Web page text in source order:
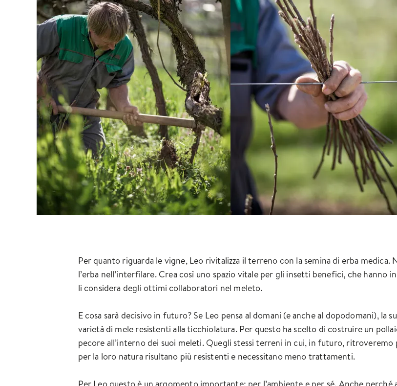
Per quanto riguarda le vigne, Leo rivitalizza il terreno con la semina di erba
l’erba nell’interfilare. Crea così uno spazio vitale per gli insetti benefici, che hanno
li considera degli ottimi collaboratori nel meleto.
E cosa sarà decisivo in futuro? Se Leo pensa al domani (e anche al dopodomani), la
varietà di mele resistenti alla ticchiolatura. Per questo ha scelto di costruire un
pecore all’interno dei suoi meleti. Quegli stessi terreni in cui, in futuro, ritroveremo
per la loro natura risultano più resistenti e necessitano meno trattamenti.